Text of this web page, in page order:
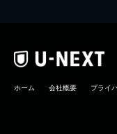
ホーム 会社概要 プライ